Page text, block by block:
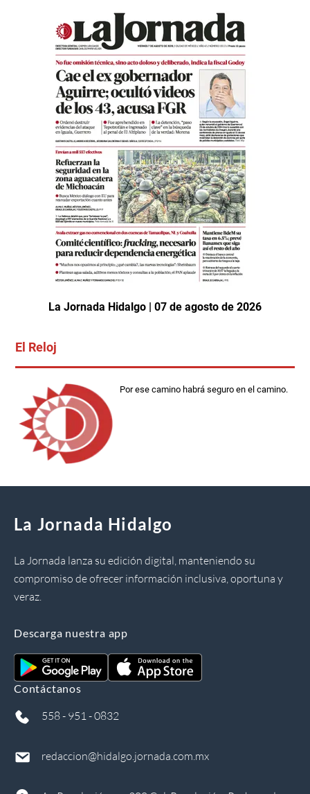
La Jornada Hidalgo | 07 de agosto de 2026
El Reloj
Por ese camino habrá seguro en el camino.
La Jornada Hidalgo
La Jornada lanza su edición digital, manteniendo su
compromiso de ofrecer información inclusiva, oportuna y
veraz.
Descarga nuestra app
Contáctanos
558 - 951 - 0832
redaccion@hidalgo.jornada.com.mx